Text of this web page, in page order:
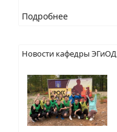
Подробнее
Новости кафедры ЭГиОД